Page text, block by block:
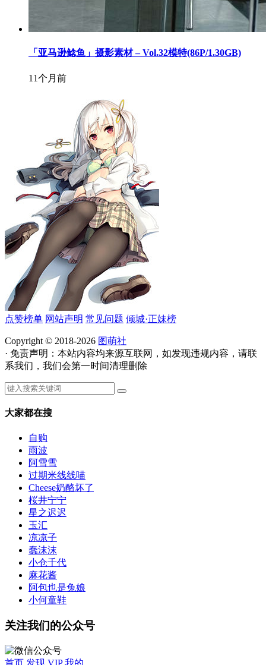
「亚马逊鲶鱼」摄影素材 – Vol.32模特(86P/1.30GB)
11个月前
点赞榜单 网站声明 常见问题 倾城·正妹榜
Copyright © 2018-2026 图萌社
· 免责声明：本站内容均来源互联网，如发现违规内容，请联
系我们，我们会第一时间清理删除
大家都在搜
自购
雨波
阿雪雪
过期米线线喵
Cheese奶酪坏了
桜井宁宁
星之迟迟
玉汇
凉凉子
蠢沫沫
小仓千代
麻花酱
阿包也是兔娘
小何童鞋
关注我们的公众号
首页 发现 VIP 我的